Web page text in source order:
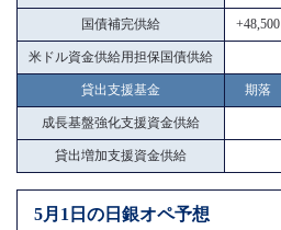
国債補完供給 +48,500
米ドル資金供給用担保国債供給
貸出支援基金 期落
成長基盤強化支援資金供給
貸出増加支援資金供給
5月1日の日銀オペ予想